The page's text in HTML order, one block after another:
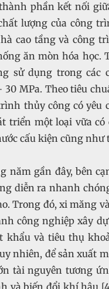
phần kết nối
lượng của công
cao tầng và công
ăn mòn hóa học.
sử dụng trong các
MPa. Theo tiêu
thủy công có yêu
triển một loại vữa
cấu kiện cũng như
năm gần đây, bên
diễn ra nhanh
Trong đó, xi măng
công nghiệp xây
khẩu và tiêu thụ
nhiên, để sản xuất
tài nguyên tương
và biến đổi khí hậu